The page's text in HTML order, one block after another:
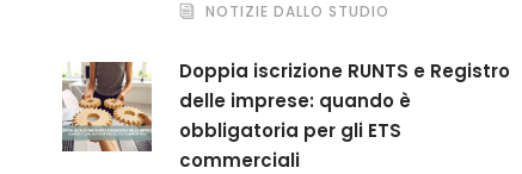
NOTIZIE DALLO STUDIO
Doppia iscrizione RUNTS e Registro
delle imprese: quando è
obbligatoria per gli ETS
commerciali